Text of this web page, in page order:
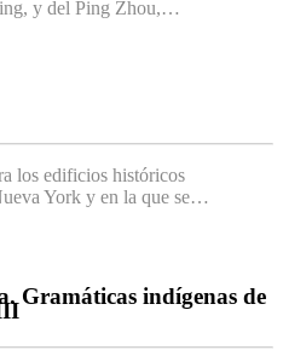
y del Ping Zhou,…
los edificios históricos
York y en la que se…
Gramáticas indígenas de